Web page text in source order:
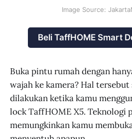
Image Source:
Beli TaffHOME Smart
Buka pintu rumah dengan
wajah ke kamera? Hal
dilakukan ketika kamu
lock TaffHOME X5. Teknologi
memungkinkan kamu